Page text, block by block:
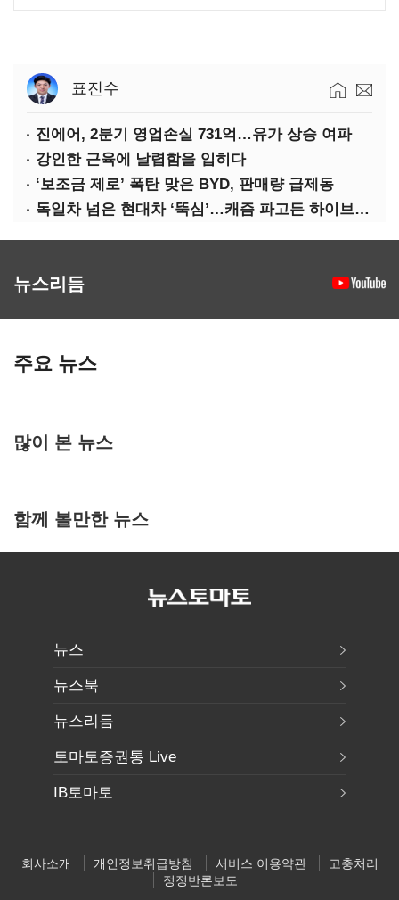
표진수
진에어, 2분기 영업손실 731억…유가 상승 여파
강인한 근육에 날렵함을 입히다
‘보조금 제로’ 폭탄 맞은 BYD, 판매량 급제동
독일차 넘은 현대차 ‘뚝심’…캐즘 파고든 하이브리드 역전극
뉴스리듬
주요 뉴스
많이 본 뉴스
함께 볼만한 뉴스
뉴스
뉴스북
뉴스리듬
토마토증권통 Live
IB토마토
회사소개 개인정보취급방침 서비스 이용약관
고충처리
정정반론보도